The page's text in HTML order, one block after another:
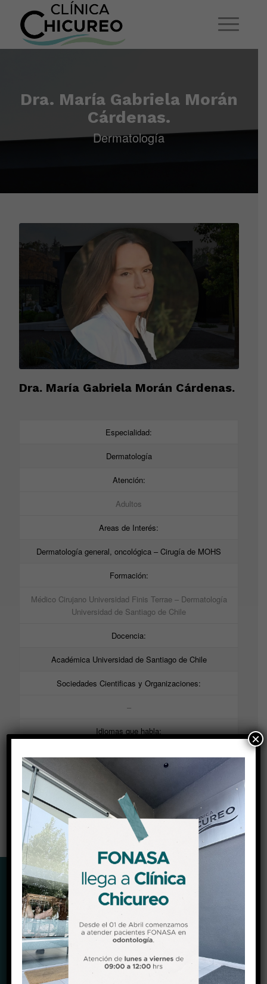
Dra. María Gabriela Morán
Cárdenas.
Dermatología
Dra. María Gabriela Morán Cárdenas.
Especialidad:
Dermatología
Atención:
Adultos
Areas de Interés:
Dermatología general, oncológica – Cirugía de MOHS
Formación:
Médico Cirujano Universidad Finis Terrae – Dermatología
Universidad de Santiago de Chile
Docencia:
Académica Universidad de Santiago de Chile
Sociedades Cientificas y Organizaciones:
–
Idiomas que habla:
Español
Registro superintendencia de salud
208333
DIRECCIÓN
Camino El Algarrobo parcela 30, Chicureo, Colina.
Ver Mapa (Waze)
Ver Mapa (Google maps)
×